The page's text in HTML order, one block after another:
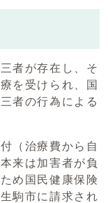
者が存在し、そ
を受けられ、国
者の行為による
（治療費から自
来は加害者が負
め国民健康保険
駒市に請求され